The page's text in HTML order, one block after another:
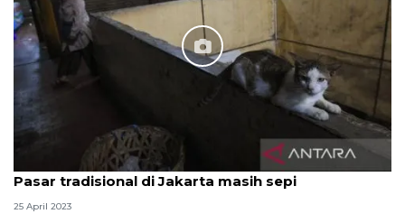
Pasar tradisional di Jakarta masih sepi
25 April 2023